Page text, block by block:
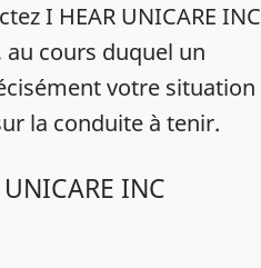
I HEAR UNICARE INC
cours duquel un
votre situation
la conduite à tenir.
INC